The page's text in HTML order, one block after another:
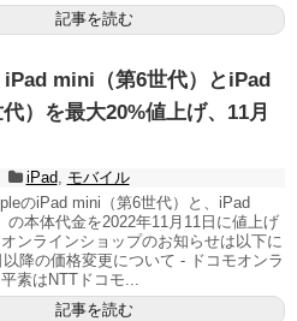
記事を読む
iPad mini（第6世代）とiPad
）を最大20%値上げ、11月
iPad, モバイル
のiPad mini（第6世代）と、iPad
の本体代金を2022年11月11日に値上げ
ンラインショップのお知らせは以下に
降の価格変更について - ドコモオンラ
素はNTTドコモ...
記事を読む